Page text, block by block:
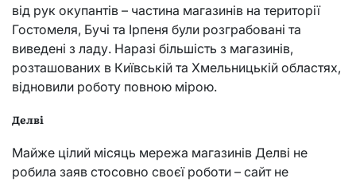
від рук окупантів – частина магазинів на території
Гостомеля, Бучі та Ірпеня були розграбовані та
виведені з ладу. Наразі більшість з магазинів,
розташованих в Київській та Хмельницькій областях,
відновили роботу повною мірою.
Делві
Майже цілий місяць мережа магазинів Делві не
робила заяв стосовно своєї роботи – сайт не